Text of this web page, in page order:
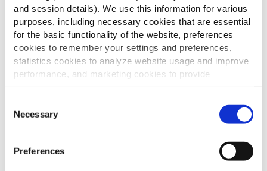
and session details). We use this information for various
purposes, including necessary cookies that are essential
for the basic functionality of the website, preferences
cookies to remember your settings and preferences,
statistics cookies to analyze website usage and improve
performance, and marketing cookies to provide
personalized content and advertising.
By clicking 'Allow all cookies', you consent to the use of
all cookies. If you'd like to customize your preferences,
you can do so by clicking the options below and selecting
'Allow selection.'
Selection
Necessary
Preferences
minutter. Dræn på fedtsugende papir og tilføj lidt
salt.
Krydr kyllingebrystet med salt og peber og steg
det i en gryde med olivenolie. Læg låg på og steg i
2 minutter på hver side. Riv kyllingebrystet i
I samme gryde steges hvidløg og hakket ingefær.
Server kartoflerne med kyllingeblandingen på